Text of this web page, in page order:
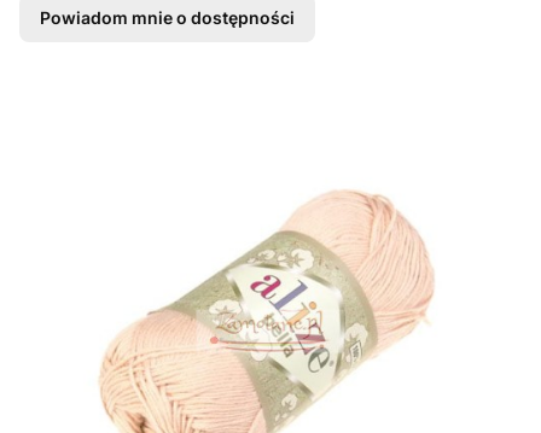
Powiadom mnie o dostępności